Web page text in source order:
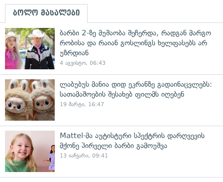
ბოლო მასალები
ბარბი 2-ზე მუშაობა შეჩერდა, რადგან მარგო
რობისა და რაიან გოსლინგს ხელფასებს არ
უზრდიან
4 აგვისტო, 06:43
ლაბუბუს მანია დიდ ეკრანზე გადაინაცვლებს:
სათამაშოების შესახებ ფილმს იღებენ
19 მარტი, 16:47
Mattel-მა აუტისტური სპექტრის დარღვევის
მქონე პირველი ბარბი გამოუშვა
13 იანვარი, 09:41